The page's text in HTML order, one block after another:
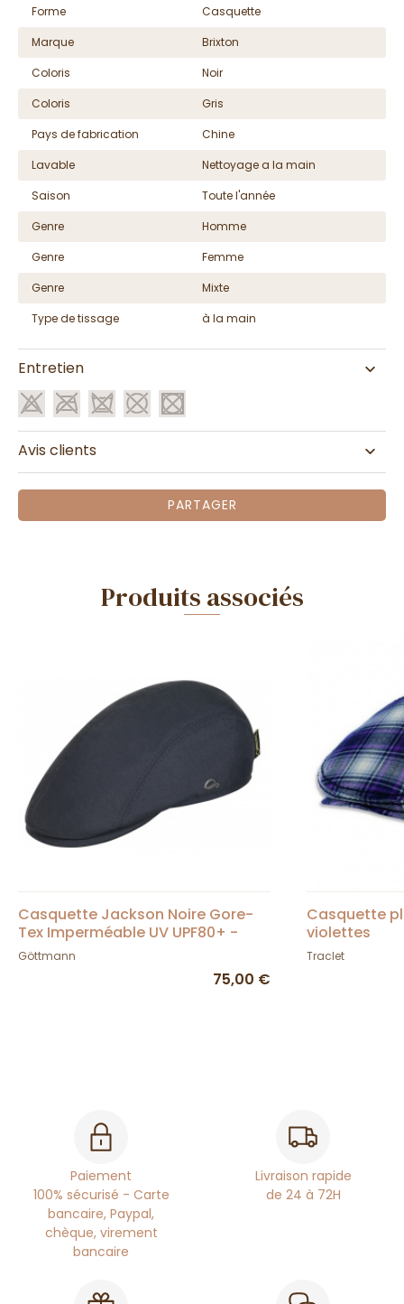
Forme
Casquette
Marque
Brixton
Coloris
Noir
Coloris
Gris
Pays de fabrication
Chine
Lavable
Nettoyage a la main
Saison
Toute l'année
Genre
Homme
Genre
Femme
Genre
Mixte
Type de tissage
à la main
Entretien
Avis clients
PARTAGER
Produits associés
Casquette Jackson Noire Gore-
Tex Imperméable UV UPF80+ -
Göttmann
Göttmann
75,00 €
Casquette
violettes
Traclet
Paiement
100% sécurisé - Carte
bancaire, Paypal,
chèque, virement
bancaire
Livraison rapide
de 24 à 72H